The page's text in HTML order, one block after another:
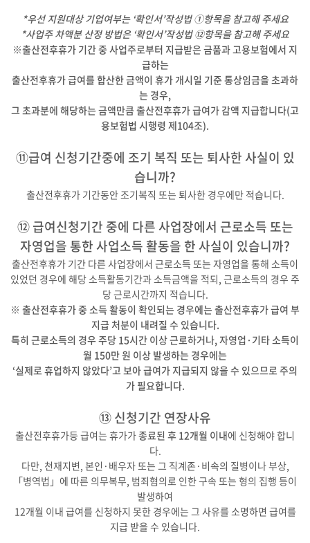
*우선 지원대상 기업여부는 ‘확인서’작성법 ①항목을 참고해 주세요
*사업주 차액분 산정 방법은 ‘확인서’작성법 ⑫항목을 참고해 주세요
※출산전후휴가 기간 중 사업주로부터 지급받은 금품과 고용보험에서 지
급하는
출산전후휴가 급여를 합산한 금액이 휴가 개시일 기준 통상임금을 초과하
는 경우,
그 초과분에 해당하는 금액만큼 출산전후휴가 급여가 감액 지급합니다(고
용보험법 시행령 제104조).
⑪급여 신청기간중에 조기 복직 또는 퇴사한 사실이 있
습니까?
출산전후휴가 기간동안 조기복직 또는 퇴사한 경우에만 적습니다.
⑫ 급여신청기간 중에 다른 사업장에서 근로소득 또는
자영업을 통한 사업소득 활동을 한 사실이 있습니까?
출산전후휴가 기간 다른 사업장에서 근로소득 또는 자영업을 통해 소득이
있었던 경우에 해당 소득활동기간과 소득금액을 적되, 근로소득의 경우 주
당 근로시간까지 적습니다.
※ 출산전후휴가 중 소득 활동이 확인되는 경우에는 출산전후휴가 급여 부
지급 처분이 내려질 수 있습니다.
특히 근로소득의 경우 주당 15시간 이상 근로하거나, 자영업·기타 소득이
월 150만 원 이상 발생하는 경우에는
‘실제로 휴업하지 않았다’고 보아 급여가 지급되지 않을 수 있으므로 주의
가 필요합니다.
⑬ 신청기간 연장사유
출산전후휴가등 급여는 휴가가종료된 후 12개월 이내에 신청해야 합니
다.
다만, 천재지변, 본인·배우자 또는 그 직계존·비속의 질병이나 부상,
「병역법」에 따른 의무복무, 범죄혐의로 인한 구속 또는 형의 집행 등이
발생하여
12개월 이내 급여를 신청하지 못한 경우에는 그 사유를 소명하면 급여를
지급 받을 수 있습니다.